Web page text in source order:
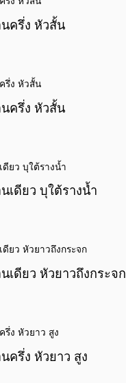
ครึ่ง หัวสั้น
ครึ่ง หัวสั้น
เดียว บุใต้รางน้ำ
เดียว หัวยาวถึงกระจก
ครึ่ง หัวยาว สูง